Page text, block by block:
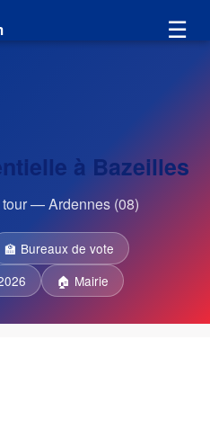
☰
à Bazeilles
— Ardennes (08)
🏫 Bureaux de vote
🏠 Mairie